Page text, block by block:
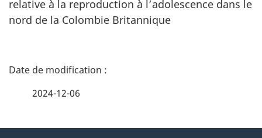
relative à la reproduction à l’adolescence dans le
nord de la Colombie Britannique
D
2024-12-06